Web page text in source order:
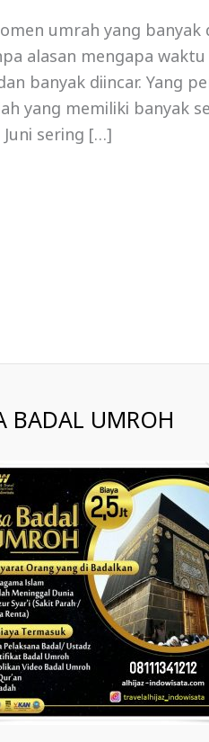
umrah yang banyak
alasan mengapa
banyak diincar. Yang
yang memiliki banyak
sering […]
BADAL UMROH